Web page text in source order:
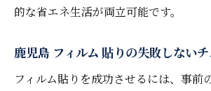
実体験から分かる遮熱フィルムの
窓ガラスフィルム施工後の快
ビュー
的な省エネ生活が両立可能です。
鹿児島 フィルム 貼りの失敗しない
フィルム貼りを成功させるには、事前